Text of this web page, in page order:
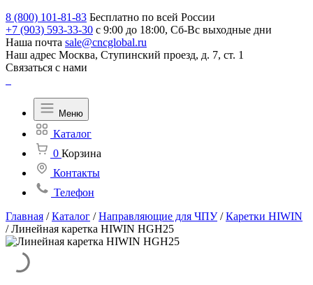
8 (800) 101-81-83 Бесплатно по всей России
+7 (903) 593-33-30 с 9:00 до 18:00, Сб-Вс выходные дни
Наша почта sale@cncglobal.ru
Наш адрес Москва, Ступинский проезд, д. 7, ст. 1
Связаться с нами
Меню
Каталог
0 Корзина
Контакты
Телефон
Главная /Каталог /Направляющие для ЧПУ/Каретки HIWIN
/Линейная каретка HIWIN HGH25